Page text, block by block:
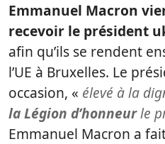
Emmanuel Macron
recevoir le président
afin qu’ils se rendent
l’UE à Bruxelles. Le
occasion, « élevé à la
la Légion d’honneurle
Emmanuel Macron a